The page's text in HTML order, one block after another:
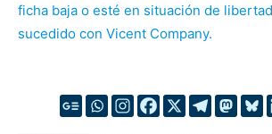
ficha baja o esté en situación de
sucedido con Vicent Company.